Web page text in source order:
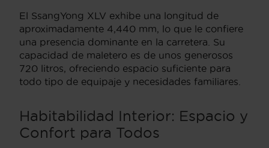
El SsangYong XLV exhibe una longitud de
aproximadamente 4,440 mm, lo que le confiere
una presencia dominante en la carretera. Su
capacidad de maletero es de unos generosos
720 litros, ofreciendo espacio suficiente para
todo tipo de equipaje y necesidades familiares.
Habitabilidad Interior: Espacio y
Confort para Todos